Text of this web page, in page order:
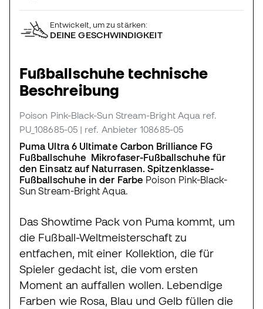
Entwickelt, um zu stärken:
DEINE GESCHWINDIGKEIT
Fußballschuhe technische
Beschreibung
Poison Pink-Black-Sun Stream-Bright Aqua ref.
PU_108685-05 | ref. Anbieter 108685-05
Puma Ultra 6 Ultimate Carbon Brilliance FG
Fußballschuhe Mikrofaser-Fußballschuhe für
den Einsatz auf Naturrasen. Spitzenklasse-
Fußballschuhe in der Farbe Poison Pink-Black-
Sun Stream-Bright Aqua.
Das Showtime Pack von Puma kommt, um
die Fußball-Weltmeisterschaft zu
entfachen, mit einer Kollektion, die für
Spieler gedacht ist, die vom ersten
Moment an auffallen wollen. Lebendige
Farben wie Rosa, Blau und Gelb füllen die